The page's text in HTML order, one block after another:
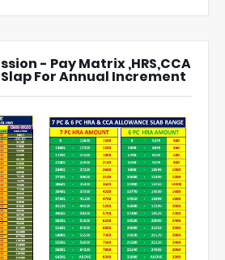
- Pay Matrix ,HRS,CCA
For Annual Increment